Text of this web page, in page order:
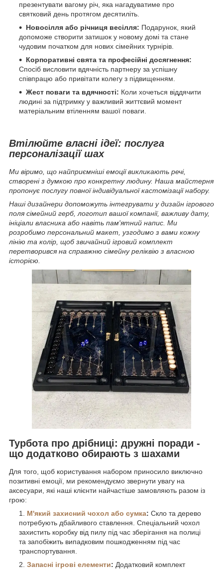
презентувати вагому річ, яка нагадуватиме про
святковий день протягом десятиліть.
Новосілля або річниця весілля: Подарунок, який
допоможе створити затишок у новому домі та стане
чудовим початком для нових сімейних турнірів.
Корпоративні свята та професійні досягнення:
Спосіб висловити вдячність партнеру за успішну
співпрацю або привітати колегу з підвищенням.
Жест поваги та вдячності: Коли хочеться віддячити
людині за підтримку у важливий життєвий момент
матеріальним втіленням вашої поваги.
Втілюйте власні ідеї: послуга
персоналізації шах
Ми віримо, що найприємніші емоції викликають речі,
створені з думкою про конкретну людину. Наша майстерня
пропонує послугу повної індивідуальної кастомізації набору.
Наші дизайнери допоможуть інтегрувати у дизайн ігрового
поля сімейний герб, логотип вашої компанії, важливу дату,
ініціали власника або навіть пам'ятний напис. Ми
розробимо персональний макет, узгодимо з вами кожну
лінію та колір, щоб звичайний ігровий комплект
перетворився на справжню сімейну реліквію з власною
історією.
Турбота про дрібниці: дружні поради -
що додатково обирають з шахами
Для того, щоб користування набором приносило виключно
позитивні емоції, ми рекомендуємо звернути увагу на
аксесуари, які наші клієнти найчастіше замовляють разом із
грою:
М'який захисний чохол або сумка: Скло та дерево
потребують дбайливого ставлення. Спеціальний чохол
захистить коробку від пилу під час зберігання на полиці
та запобіжить випадковим пошкодженням під час
транспортування.
Запасні ігрові елементи: Додатковий комплект